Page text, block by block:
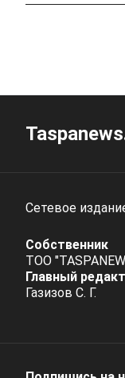
Сетевое
Собственник
ТОО
Главный
Газизов С. Г.